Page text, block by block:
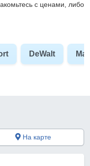
с ценами, либо
DeWalt
На карте